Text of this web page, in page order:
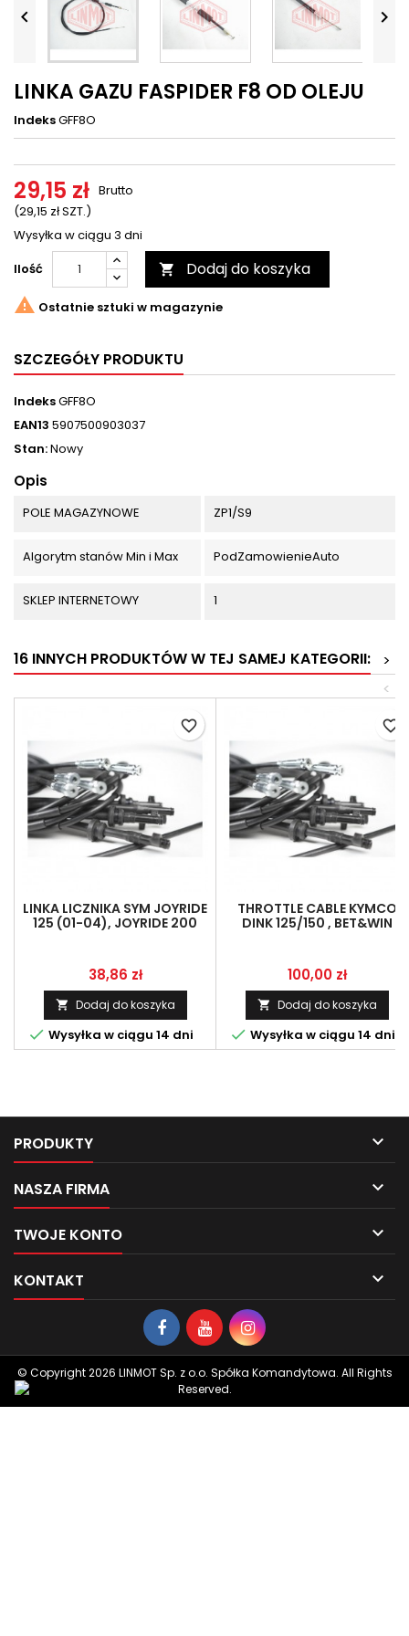
 
 
LINKA GAZU FASPIDER F8 OD OLEJU
IndeksGFF8O
29,15 zł
(29,15 zł SZT.)
Brutto
Wysyłka w ciągu 3 dni
Ilość
 Dodaj do koszyka
 Ostatnie sztuki w magazynie
SZCZEGÓŁY PRODUKTU
IndeksGFF8O
EAN13 5907500903037
Stan:Nowy
Opis
POLE MAGAZYNOWE ZP1/S9
Algorytm stanów Min i Max PodZamowienieAuto
SKLEP INTERNETOWY 1
16 INNYCH PRODUKTÓW W TEJ SAMEJ KATEGORII:
>
<
LINKA LICZNIKA SYM JOYRIDE
125 (01-04), JOYRIDE 200
Cena
38,86 zł
 Dodaj do koszyka
 Wysyłka w ciągu 14 dni
favorite_border
THROTTLE CABLE KYMCO
DINK 125/150 , BET&WIN
Cena
100,00 zł
 Dodaj do koszyka
 Wysyłka w ciągu 14 dni
favorite_border
PRODUKTY 
NASZA FIRMA 
TWOJE KONTO 
KONTAKT 
© Copyright 2026 LINMOT Sp. z o.o. Spółka Komandytowa. All Rights
Reserved.